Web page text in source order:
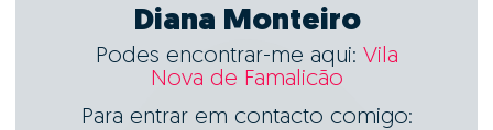
Diana Monteiro
Podes encontrar-me aqui: Vila
Nova de Famalicão
Para entrar em contacto comigo: